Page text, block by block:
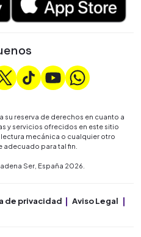
su reserva de derechos en cuanto a
y servicios ofrecidos en este sitio
mecánica o cualquier otro
adecuado para tal fin.
Ser, España 2026.
de privacidad Aviso Legal